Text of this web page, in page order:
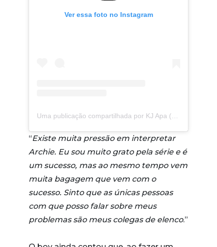
Ver essa foto no Instagram
“Existe muita pressão em interpretar
Archie. Eu sou muito grato pela série e é
um sucesso, mas ao mesmo tempo vem
muita bagagem que vem com o
sucesso. Sinto que as únicas pessoas
com que posso falar sobre meus
problemas são meus colegas de elenco.”